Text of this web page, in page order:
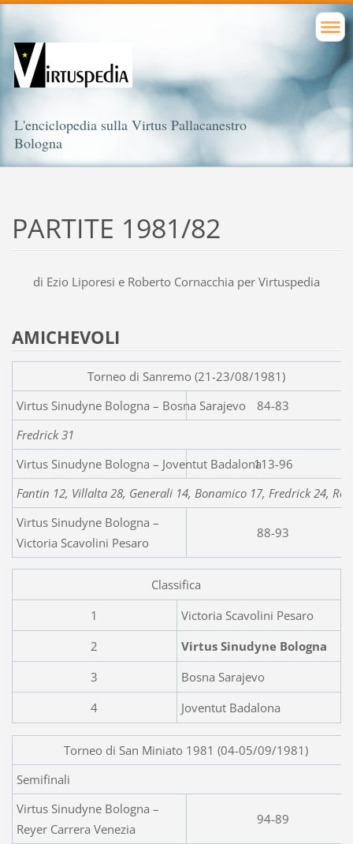
L'enciclopedia sulla Virtus Pallacanestro
Bologna
PARTITE 1981/82
di Ezio Liporesi e Roberto Cornacchia per Virtuspedia
AMICHEVOLI
Torneo di Sanremo (21-23/08/1981)
Virtus Sinudyne 84-83
Fredrick 31
Virtus Sinudyne Bologna – Joventut Badalona113-96
Fantin 12, Villalta 28, Generali 14, Bonamico 17, Fredrick 24,
Virtus Sinudyne Bologna –
Victoria Scavolini Pesaro
88-93
Classifica
1
Victoria Scavolini Pesaro
2
Virtus Sinudyne Bologna
3
Bosna Sarajevo
4
Joventut Badalona
Torneo di San Miniato 1981 (04-05/09/1981)
Semifinali
Virtus Sinudyne Bologna –
Reyer Carrera Venezia
94-89